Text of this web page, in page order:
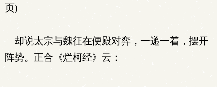
页)
却说太宗与魏征在便殿对弈，一递一着，摆开
阵势。正合《烂柯经》云：